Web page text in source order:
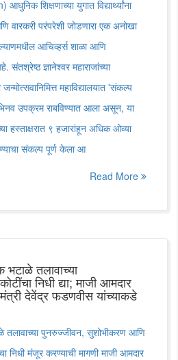
शिक्षणाच्या युगात विद्यार्थ्यांना
वारकरी परंपरेशी जोडणारा एक अनोखा
आचिव्हर्स शाळा आणि
संतश्रेष्ठ ज्ञानेश्वर महाराजांच्या
महाविद्यालयात 'संकल्प
उपक्रम राबविण्यात आला असून, या
हस्ताक्षरात ९ हजारांहून अधिक ओव्या
संकल्प पूर्ण केला आ
Read More
भटाळे तलावाच्या
निधी द्या; माजी आमदार
देवेंद्र फडणवीस यांच्याकडे
तलावाच्या पुनरुज्जीवन, सुशोभीकरण आणि
निधी मंजूर करण्याची मागणी माजी आमदार